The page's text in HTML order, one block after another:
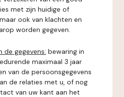
met zijn huidige of
ook van klachten en
worden gegeven.
de gegevens: bewaring in
maximaal 3 jaar
van de persoonsgegevens
de relaties met u, of nog
van uw kant aan het